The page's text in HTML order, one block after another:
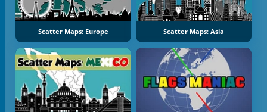
Scatter Maps: Europe Scatter Maps: Asia